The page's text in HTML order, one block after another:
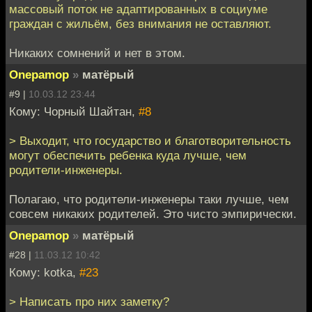
массовый поток не адаптированных в социуме
граждан с жильём, без внимания не оставляют.
Никаких сомнений и нет в этом.
Onepamop » матёрый
#9 | 10.03.12 23:44
Кому: Чорный Шайтан, #8
> Выходит, что государство и благотворительность
могут обеспечить ребенка куда лучше, чем
родители-инженеры.
Полагаю, что родители-инженеры таки лучше, чем
совсем никаких родителей. Это чисто эмпирически.
Onepamop » матёрый
#28 | 11.03.12 10:42
Кому: kotka, #23
> Написать про них заметку?